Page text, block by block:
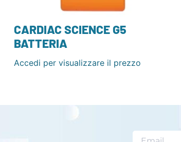
CARDIAC SCIENCE G5
BATTERIA
Accedi per visualizzare il prezzo